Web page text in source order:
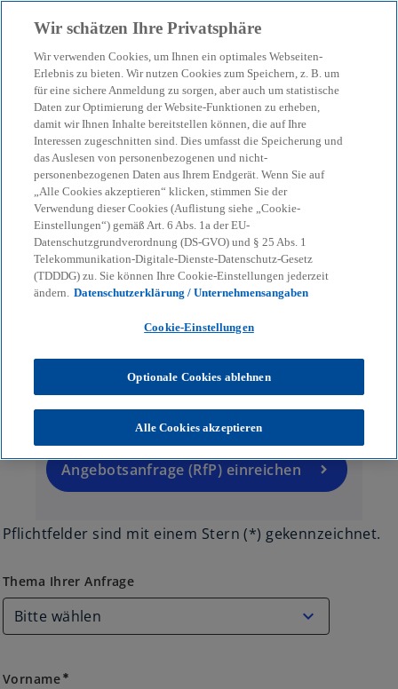
menu search
Wie können wir Sie
unterstützen?
Gerne beantworten wir Ihre Anfrage so
schnell wie möglich.
Sie wollen lieber direkt eine
Angebotsanfrage einreichen für eine
konkrete Dienstleistung? Dann nutzen Sie
bitte hier unser RfP-Tool:
Angebotsanfrage (RfP) einreichen
d
u
e
is
e
Pflichtfelder sind mit einem Stern (*) gekennzeichnet.
Thema Ihrer Anfrage
Thema Ihrer Anfrage
Vorname emergency
Wir schätzen Ihre Privatsphäre
Wir verwenden Cookies, um Ihnen ein optimales Webseiten-
Erlebnis zu bieten. Wir nutzen Cookies zum Speichern, z. B. um
für eine sichere Anmeldung zu sorgen, aber auch um statistische
Daten zur Optimierung der Website-Funktionen zu erheben,
damit wir Ihnen Inhalte bereitstellen können, die auf Ihre
Interessen zugeschnitten sind. Dies umfasst die Speicherung und
das Auslesen von personenbezogenen und nicht-
personenbezogenen Daten aus Ihrem Endgerät. Wenn Sie auf
„Alle Cookies akzeptieren“ klicken, stimmen Sie der
Verwendung dieser Cookies (Auflistung siehe „Cookie-
Einstellungen“) gemäß Art. 6 Abs. 1a der EU-
Datenschutzgrundverordnung (DS-GVO) und § 25 Abs. 1
Telekommunikation-Digitale-Dienste-Datenschutz-Gesetz
(TDDDG) zu. Sie können Ihre Cookie-Einstellungen jederzeit
ändern. Datenschutzerklärung / Unternehmensangaben
Cookie-Einstellungen
Optionale Cookies ablehnen
Alle Cookies akzeptieren